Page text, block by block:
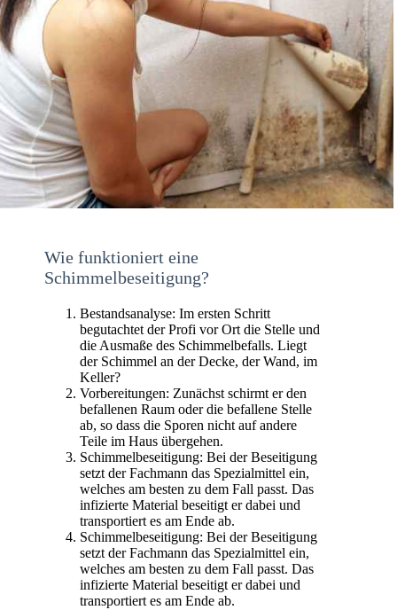
Wie funktioniert eine
Schimmelbeseitigung?
Bestandsanalyse: Im ersten Schritt
begutachtet der Profi vor Ort die Stelle und
die Ausmaße des Schimmelbefalls. Liegt
der Schimmel an der Decke, der Wand, im
Keller?
Vorbereitungen: Zunächst schirmt er den
befallenen Raum oder die befallene Stelle
ab, so dass die Sporen nicht auf andere
Teile im Haus übergehen.
Schimmelbeseitigung: Bei der Beseitigung
setzt der Fachmann das Spezialmittel ein,
welches am besten zu dem Fall passt. Das
infizierte Material beseitigt er dabei und
transportiert es am Ende ab.
Schimmelbeseitigung: Bei der Beseitigung
setzt der Fachmann das Spezialmittel ein,
welches am besten zu dem Fall passt. Das
infizierte Material beseitigt er dabei und
transportiert es am Ende ab.